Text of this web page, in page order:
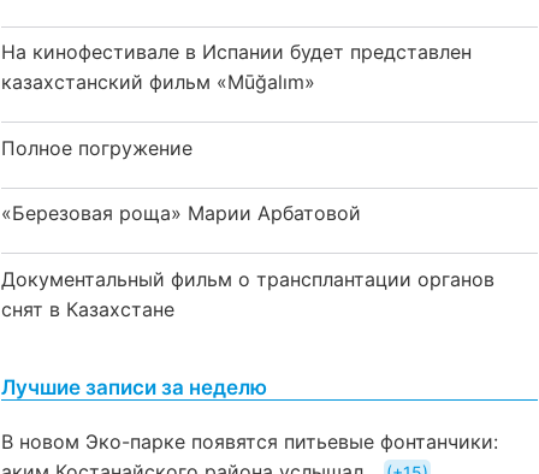
На кинофестивале в Испании будет представлен
казахстанский фильм «Mūğalım»
Полное погружение
«Березовая роща» Марии Арбатовой
Документальный фильм о трансплантации органов
снят в Казахстане
Лучшие записи за неделю
В новом Эко-парке появятся питьевые фонтанчики: